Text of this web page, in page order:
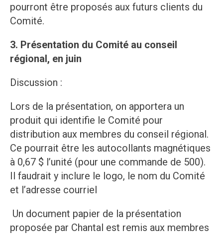
pourront être proposés aux futurs clients du
Comité.
3. Présentation du Comité au conseil
régional, en juin
Discussion :
Lors de la présentation, on apportera un
produit qui identifie le Comité pour
distribution aux membres du conseil régional.
Ce pourrait être les autocollants magnétiques
à 0,67 $ l’unité (pour une commande de 500).
Il faudrait y inclure le logo, le nom du Comité
et l’adresse courriel
Un document papier de la présentation
proposée par Chantal est remis aux membres